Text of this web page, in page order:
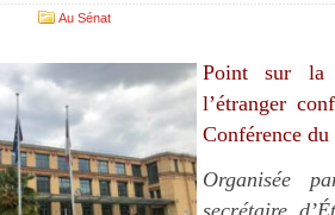
Au Sénat
Point sur la
l’étranger
Conférence
Organisée
secrétaire